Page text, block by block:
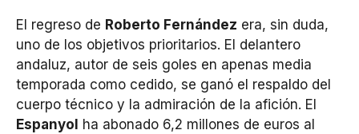
El regreso de Roberto Fernández era, sin duda,
uno de los objetivos prioritarios. El delantero
andaluz, autor de seis goles en apenas media
temporada como cedido, se ganó el respaldo del
cuerpo técnico y la admiración de la afición. El
Espanyol
ha abonado 6,2 millones de euros al